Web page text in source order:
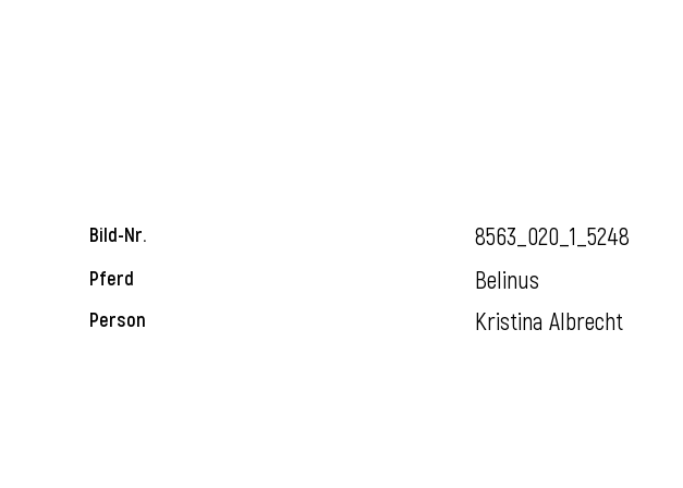
Bild-Nr. 8563_020_1_5248
Pferd Belinus
Person Kristina Albrecht